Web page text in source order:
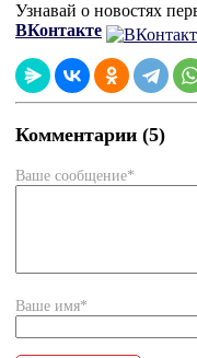
Узнавай о новостях
ВКонтакте
Комментарии (5)
Ваше сообщение*
Ваше имя*